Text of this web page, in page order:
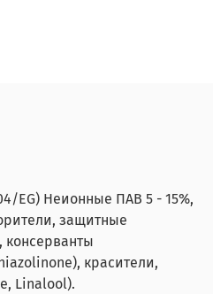
EG) Неионные ПАВ 5 - 15%,
защитные
консерванты
красители,
Linalool).